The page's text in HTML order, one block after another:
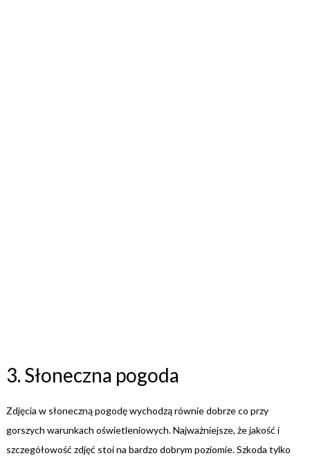
3. Słoneczna pogoda
Zdjęcia w słoneczną pogodę wychodzą równie dobrze co przy
gorszych warunkach oświetleniowych. Najważniejsze, że jakość i
szczegółowość zdjęć stoi na bardzo dobrym poziomie. Szkoda tylko